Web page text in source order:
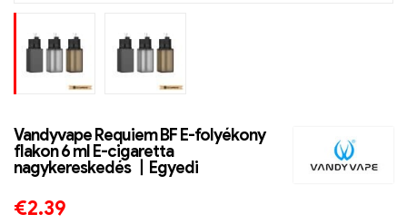
Vandyvape Requiem BF E-folyékony
flakon 6 ml E-cigaretta
nagykereskedés 丨Egyedi
€2.39